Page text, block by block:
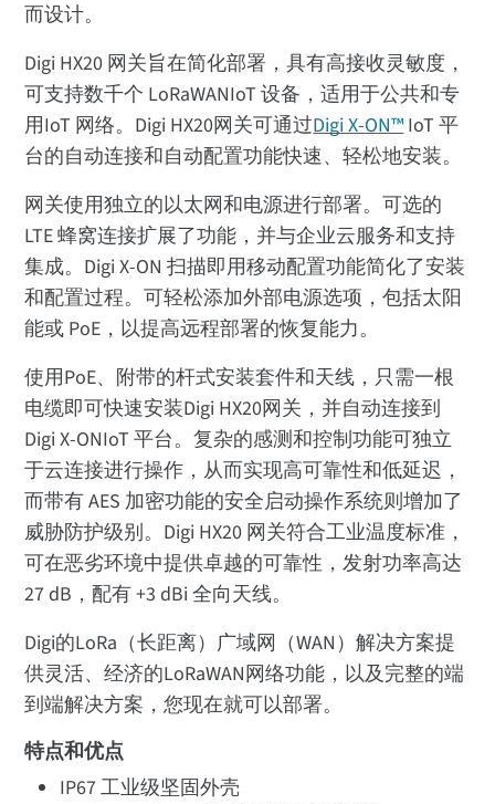
而设计。
Digi HX20 网关旨在简化部署，具有高接收灵敏度，
可支持数千个 LoRaWANIoT 设备，适用于公共和专
用IoT 网络。Digi HX20网关可通过Digi X-ON™IoT 平
台的自动连接和自动配置功能快速、轻松地安装。
网关使用独立的以太网和电源进行部署。可选的
LTE 蜂窝连接扩展了功能，并与企业云服务和支持
集成。Digi X-ON 扫描即用移动配置功能简化了安装
和配置过程。可轻松添加外部电源选项，包括太阳
能或 PoE，以提高远程部署的恢复能力。
使用PoE、附带的杆式安装套件和天线，只需一根
电缆即可快速安装Digi HX20网关，并自动连接到
Digi X-ONIoT 平台。复杂的感测和控制功能可独立
于云连接进行操作，从而实现高可靠性和低延迟，
而带有 AES 加密功能的安全启动操作系统则增加了
威胁防护级别。Digi HX20 网关符合工业温度标准，
可在恶劣环境中提供卓越的可靠性，发射功率高达
27 dB，配有 +3 dBi 全向天线。
Digi的LoRa（长距离）广域网（WAN）解决方案提
供灵活、经济的LoRaWAN网络功能，以及完整的端
到端解决方案，您现在就可以部署。
特点和优点
IP67 工业级坚固外壳